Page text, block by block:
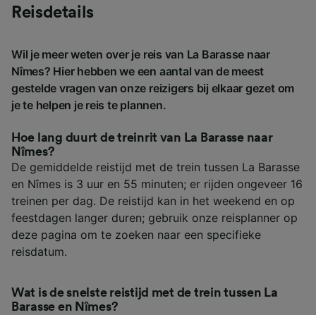
Reisdetails
Wil je meer weten over je reis van La Barasse naar
Nîmes? Hier hebben we een aantal van de meest
gestelde vragen van onze reizigers bij elkaar gezet om
je te helpen je reis te plannen.
Hoe lang duurt de treinrit van La Barasse naar
Nîmes?
De gemiddelde reistijd met de trein tussen La Barasse
en Nîmes is 3 uur en 55 minuten; er rijden ongeveer 16
treinen per dag. De reistijd kan in het weekend en op
feestdagen langer duren; gebruik onze reisplanner op
deze pagina om te zoeken naar een specifieke
reisdatum.
Wat is de snelste reistijd met de trein tussen La
Barasse en Nîmes?